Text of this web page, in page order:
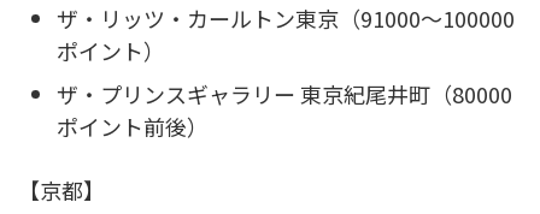
ザ・リッツ・カールトン東京（91000～100000
ポイント）
ザ・プリンスギャラリー 東京紀尾井町（80000
ポイント前後）
【京都】